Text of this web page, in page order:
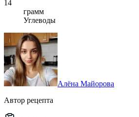
14
грамм
Углеводы
Алёна Майорова
Автор рецепта